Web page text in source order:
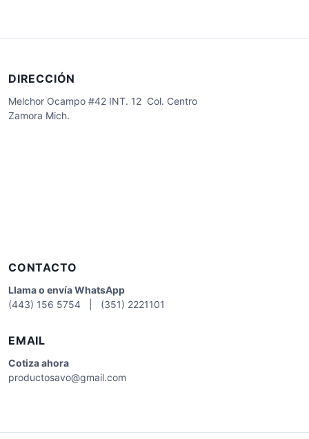
DIRECCIÓN
Melchor Ocampo #42 INT. 12 Col. Centro
Zamora Mich.
CONTACTO
Llama o envía WhatsApp
(443) 156 5754 | (351) 2221101
EMAIL
Cotizaahora
productosavo@gmail.com